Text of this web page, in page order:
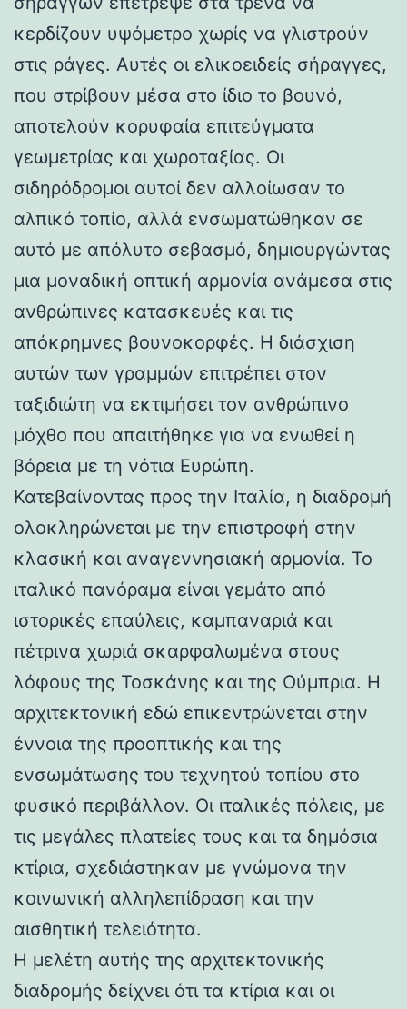
κερδίζουν υψόμετρο χωρίς να γλιστρούν
στις ράγες. Αυτές οι ελικοειδείς σήραγγες,
που στρίβουν μέσα στο ίδιο το βουνό,
αποτελούν κορυφαία επιτεύγματα
γεωμετρίας και χωροταξίας. Οι
σιδηρόδρομοι αυτοί δεν αλλοίωσαν το
αλπικό τοπίο, αλλά ενσωματώθηκαν σε
αυτό με απόλυτο σεβασμό, δημιουργώντας
μια μοναδική οπτική αρμονία ανάμεσα στις
ανθρώπινες κατασκευές και τις
απόκρημνες βουνοκορφές. Η διάσχιση
αυτών των γραμμών επιτρέπει στον
ταξιδιώτη να εκτιμήσει τον ανθρώπινο
μόχθο που απαιτήθηκε για να ενωθεί η
βόρεια με τη νότια Ευρώπη.
Κατεβαίνοντας προς την Ιταλία, η διαδρομή
ολοκληρώνεται με την επιστροφή στην
κλασική και αναγεννησιακή αρμονία. Το
ιταλικό πανόραμα είναι γεμάτο από
ιστορικές επαύλεις, καμπαναριά και
πέτρινα χωριά σκαρφαλωμένα στους
λόφους της Τοσκάνης και της Ούμπρια. Η
αρχιτεκτονική εδώ επικεντρώνεται στην
έννοια της προοπτικής και της
ενσωμάτωσης του τεχνητού τοπίου στο
φυσικό περιβάλλον. Οι ιταλικές πόλεις, με
τις μεγάλες πλατείες τους και τα δημόσια
κτίρια, σχεδιάστηκαν με γνώμονα την
κοινωνική αλληλεπίδραση και την
αισθητική τελειότητα.
Η μελέτη αυτής της αρχιτεκτονικής
διαδρομής δείχνει ότι τα κτίρια και οι